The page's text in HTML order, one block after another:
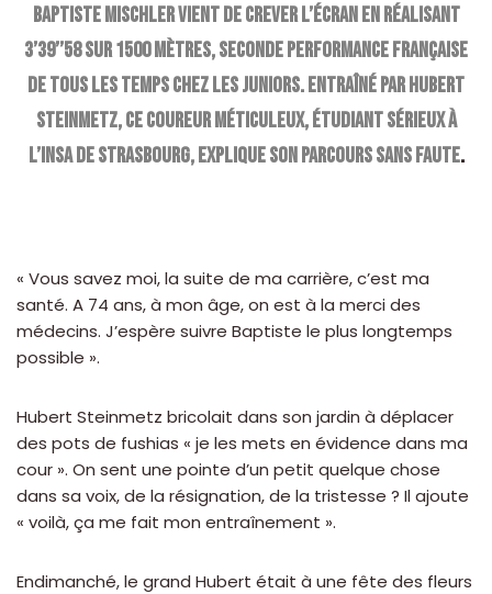
Baptiste Mischler vient de crever l’écran en réalisant
3’39’’58 sur 1500 mètres, seconde performance française
de tous les temps chez les juniors. Entraîné par Hubert
Steinmetz, ce coureur méticuleux, étudiant sérieux à
l’INSA de Strasbourg, explique son parcours sans faute.
« Vous savez moi, la suite de ma carrière, c’est ma
santé. A 74 ans, à mon âge, on est à la merci des
médecins. J’espère suivre Baptiste le plus longtemps
possible ».
Hubert Steinmetz bricolait dans son jardin à déplacer
des pots de fushias « je les mets en évidence dans ma
cour ». On sent une pointe d’un petit quelque chose
dans sa voix, de la résignation, de la tristesse ? Il ajoute
« voilà, ça me fait mon entraînement ».
Endimanché, le grand Hubert était à une fête des fleurs